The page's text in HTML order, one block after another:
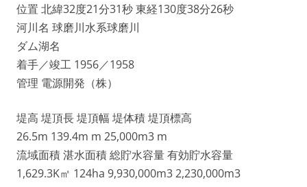
位置 北緯32度21分31秒 東経130度38分26秒
河川名 球磨川水系球磨川
ダム湖名
着手／竣工 1956／1958
管理 電源開発（株）
堤高 堤頂長 堤頂幅 堤体積 堤頂標高
26.5m 139.4m m 25,000m3 m
流域面積 湛水面積 総貯水容量 有効貯水容量
1,629.3K㎡ 124ha 9,930,000m3 2,230,000m3